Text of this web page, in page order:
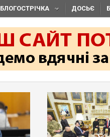
БЛОГОСТРІЧКА ДОСЬЄ